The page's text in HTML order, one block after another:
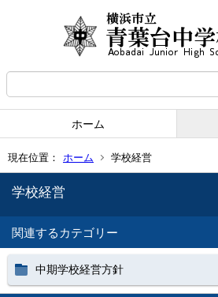
ホーム
現在位置： ホーム 学校経営
学校経営
関連するカテゴリー
中期学校経営方針